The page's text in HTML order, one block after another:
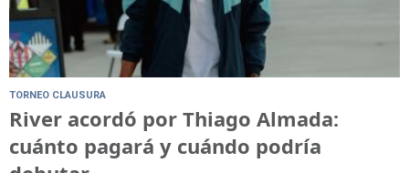
TORNEO CLAUSURA
River acordó por Thiago Almada:
cuánto pagará y cuándo podría